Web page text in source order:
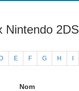
Nintendo 2DS
D E F G H
Nom